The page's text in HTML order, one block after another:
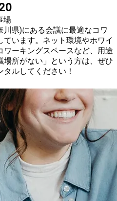
場
県)にある会議に最適なコワ
います。ネット環境やホワイ
ワーキングスペースなど、用途
場所がない」という方は、ぜひ
ルしてください！